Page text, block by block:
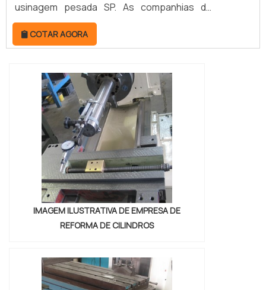
usinagem pesada SP. As companhias de
usinagem pesada são as responsáveis pela
elaboração em metal de componentes
robustos. Para isso, seguem as
projetos detalhados, garantindo a entrega
de peças exclusivas e funcionais. MAIS
DETALHES S...
COTAR AGORA
IMAGEM ILUSTRATIVA DE EMPRESA DE
REFORMA DE CILINDROS